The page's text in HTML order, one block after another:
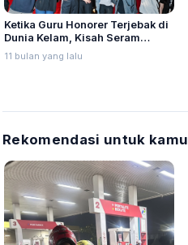
Ketika Guru Honorer Terjebak di
Dunia Kelam, Kisah Seram
Labinak Siap Hantui Penonton
11 bulan yang lalu
Rekomendasi untuk kamu